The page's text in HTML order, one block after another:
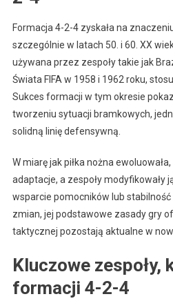
Formacja 4-2-4 zyskała na
szczególnie w latach 50. i 60. XX
używana przez zespoły takie jak
Świata FIFA w 1958 i 1962 roku,
Sukces formacji w tym okresie
tworzeniu sytuacji bramkowych,
solidną linię defensywną.
W miarę jak piłka nożna
adaptacje, a zespoły modyfikowały
wsparcie pomocników lub
zmian, jej podstawowe zasady gry
taktycznej pozostają aktualne w
Kluczowe zespoły,
formacji 4-2-4